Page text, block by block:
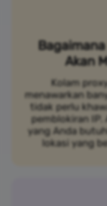
Akan
Kolam
menawarkan
tidak perlu
pemblokiran IP.
yang Anda
lokasi yang